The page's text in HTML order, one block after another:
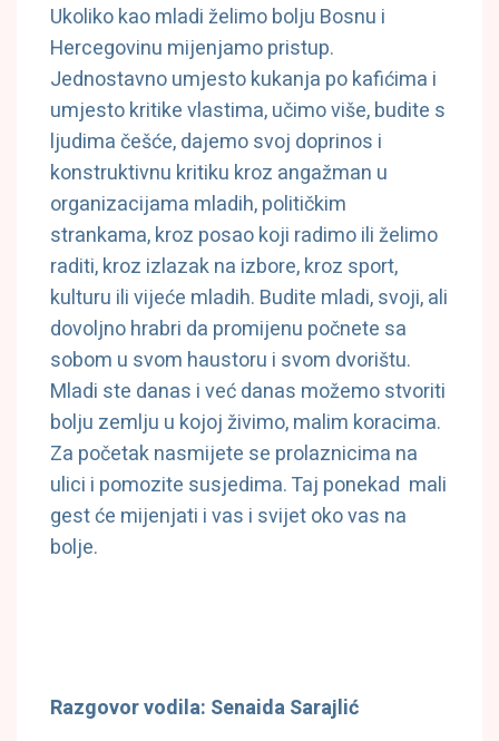
Ukoliko kao mladi želimo bolju Bosnu i
Hercegovinu mijenjamo pristup.
Jednostavno umjesto kukanja po kafićima i
umjesto kritike vlastima, učimo više, budite s
ljudima češće, dajemo svoj doprinos i
konstruktivnu kritiku kroz angažman u
organizacijama mladih, političkim
strankama, kroz posao koji radimo ili želimo
raditi, kroz izlazak na izbore, kroz sport,
kulturu ili vijeće mladih. Budite mladi, svoji, ali
dovoljno hrabri da promijenu počnete sa
sobom u svom haustoru i svom dvorištu.
Mladi ste danas i već danas možemo stvoriti
bolju zemlju u kojoj živimo, malim koracima.
Za početak nasmijete se prolaznicima na
ulici i pomozite susjedima. Taj ponekad mali
gest će mijenjati i vas i svijet oko vas na
bolje.
Razgovor vodila: Senaida Sarajlić